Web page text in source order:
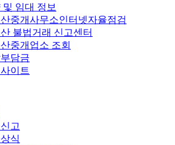
및 임대 정보
중개사무소인터넷자율점검
불법거래 신고센터
중개업소 조회
담금
이트
고
식